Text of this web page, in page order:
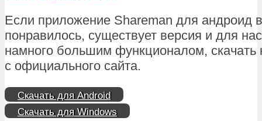
Если приложение Shareman для андроид
понравилось, существует версия и для
намного большим функционалом, скачать
с официального сайта.
Скачать для Android
Скачать для Windows